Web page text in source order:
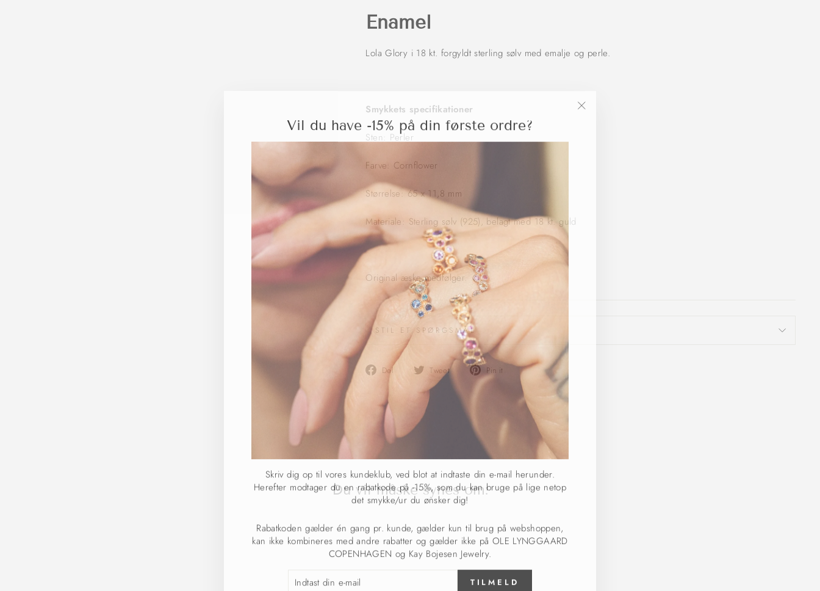
Enamel
Lola Glory i 18 kt. forgyldt sterling sølv med emalje og perle.
Smykkets specifikationer
Sten: Perler
Farve: Cornflower
Størrelse: 65 x 11,8 mm
Materiale: Sterling sølv (925), belagt med 18 kt. guld
Original æske medfølger.
STIL ET SPØRGSMÅL
Del
Del
Facebook
Tweet
Del
Twitter
Pin it
Pin
det
på
Pinterest
Du vil måske synes om:
Vil du have -15% på din første ordre?
Skriv dig op til vores kundeklub, ved blot at indtaste din e-mail herunder.
Herefter modtager du en rabatkode på -15%, som du kan bruge på lige netop
det smykke/ur du ønsker dig!
Rabatkoden gælder én gang pr. kunde, gælder kun til brug på webshoppen,
kan ikke kombineres med andre rabatter og gælder ikke på OLE LYNGGAARD
COPENHAGEN og Kay Bojesen Jewelry.
TILMELD